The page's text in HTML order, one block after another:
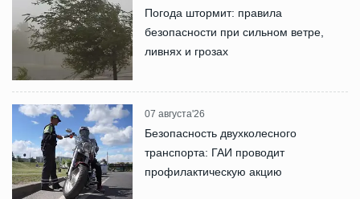
Погода штормит: правила
безопасности при сильном ветре,
ливнях и грозах
07 августа'26
Безопасность двухколесного
транспорта: ГАИ проводит
профилактическую акцию